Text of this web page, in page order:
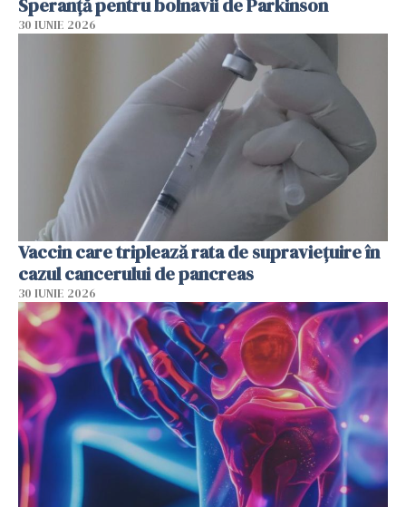
30 IUNIE 2026
Vaccin care triplează rata de supraviețuire în
cazul cancerului de pancreas
30 IUNIE 2026